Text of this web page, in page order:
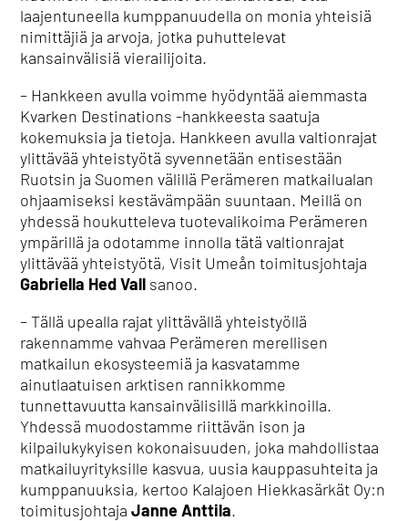
laajentuneella kumppanuudella on monia yhteisiä
nimittäjiä ja arvoja, jotka puhuttelevat
kansainvälisiä vierailijoita.
– Hankkeen avulla voimme hyödyntää aiemmasta
Kvarken Destinations -hankkeesta saatuja
kokemuksia ja tietoja. Hankkeen avulla valtionrajat
ylittävää yhteistyötä syvennetään entisestään
Ruotsin ja Suomen välillä Perämeren matkailualan
ohjaamiseksi kestävämpään suuntaan. Meillä on
yhdessä houkutteleva tuotevalikoima Perämeren
ympärillä ja odotamme innolla tätä valtionrajat
ylittävää yhteistyötä, Visit Umeån toimitusjohtaja
Gabriella Hed Vall sanoo.
– Tällä upealla rajat ylittävällä yhteistyöllä
rakennamme vahvaa Perämeren merellisen
matkailun ekosysteemiä ja kasvatamme
ainutlaatuisen arktisen rannikkomme
tunnettavuutta kansainvälisillä markkinoilla.
Yhdessä muodostamme riittävän ison ja
kilpailukykyisen kokonaisuuden, joka mahdollistaa
matkailuyrityksille kasvua, uusia kauppasuhteita ja
kumppanuuksia, kertoo Kalajoen Hiekkasärkät Oy:n
toimitusjohtajaJanne Anttila.